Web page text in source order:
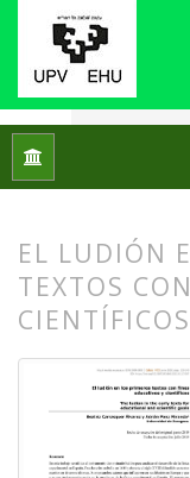
Inicio
EL LUDIÓN
TEXTOS
CIENTÍFICOS